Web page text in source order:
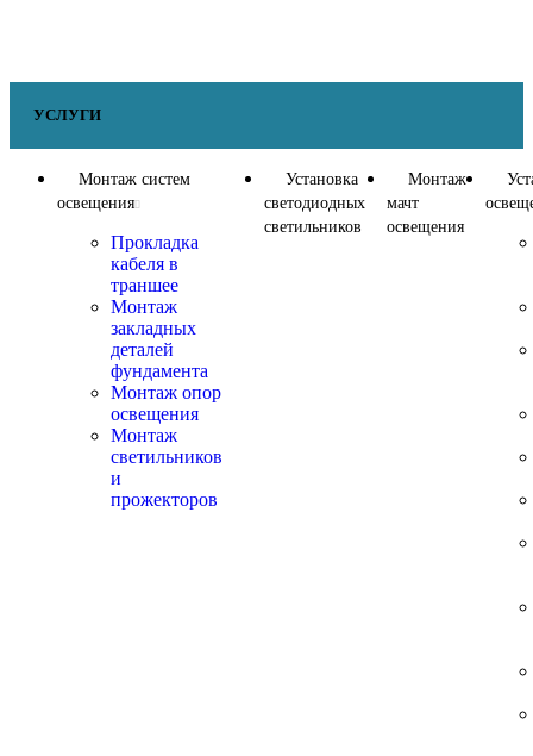
УСЛУГИ
Монтаж систем
освещения
Прокладка
кабеля в
траншее
Монтаж
закладных
деталей
фундамента
Монтаж опор
освещения
Монтаж
светильников
и
прожекторов
Установка
светодиодных
светильников
Монтаж
мачт
освещения